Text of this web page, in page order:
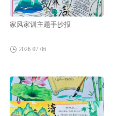
家风家训主题手抄报
2026-07-06